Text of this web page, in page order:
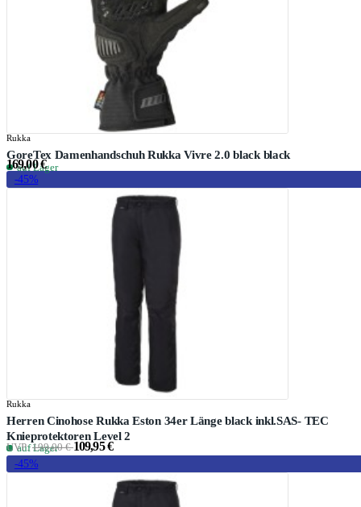
Rukka
GoreTex Damenhandschuh Rukka Vivre 2.0 black black
auf Lager
169,00 €
-45%
Rukka
Herren Cinohose Rukka Eston 34er Länge black inkl.SAS- TEC
Knieprotektoren Level 2
auf Lager
UVP:199,00 € 109,95 €
-45%